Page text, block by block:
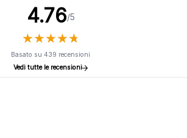
4.76/5
★★★★★
★★★★★
Basato su 439 recensioni
Vedi tutte le recensioni